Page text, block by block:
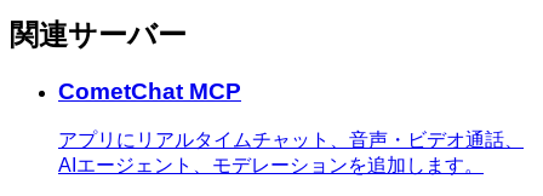
関連サーバー
CometChat MCP
アプリにリアルタイムチャット、音声・ビデオ通話、
AIエージェント、モデレーションを追加します。